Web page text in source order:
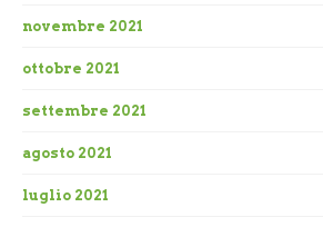
novembre 2021
ottobre 2021
settembre 2021
agosto 2021
luglio 2021